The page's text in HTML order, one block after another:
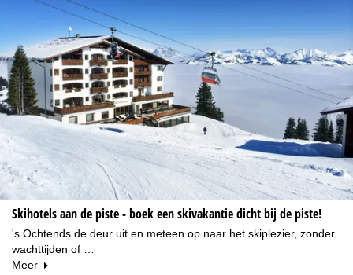
Skihotels aan de piste - boek een skivakantie dicht bij de piste!
's Ochtends de deur uit en meteen op naar het skiplezier, zonder
wachttijden of …
Meer